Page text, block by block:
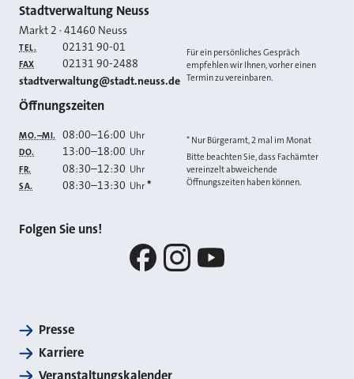
Kontakt
Stadtverwaltung Neuss
Markt 2 ·41460 Neuss
TEL. 02131 90-01
FAX 02131 90-2488
E-MAIL
stadtverwaltung@stadt.neuss.de
Für ein persönliches Gespräch
empfehlen wir Ihnen, vorher einen
Termin zu vereinbaren.
Öffnungszeiten
MO.–MI. 08:00–16:00 Uhr
DO. 13:00–18:00 Uhr
FR. 08:30–12:30 Uhr
SA. 08:30–13:30 Uhr *
* Nur Bürgeramt, 2 mal im Monat
Bitte beachten Sie, dass Fachämter
vereinzelt abweichende
Öffnungszeiten haben können.
Folgen Sie uns!
Presse
Karriere
Veranstaltungskalender